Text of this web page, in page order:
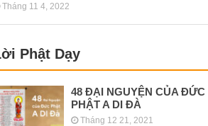
Tháng 11 4, 2022
Phật Dạy
48 ĐẠI NGUYỆN CỦA ĐỨC
PHẬT A DI ĐÀ
Tháng 12 21, 2021